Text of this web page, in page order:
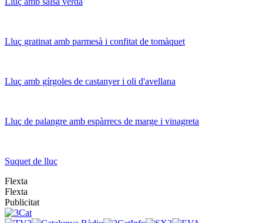
Lluç gratinat amb parmesà i confitat de tomàquet
Lluç amb gírgoles de castanyer i oli d'avellana
Lluç de palangre amb espàrrecs de marge i vinagreta
Suquet de lluç
Flexta
Flexta
Publicitat